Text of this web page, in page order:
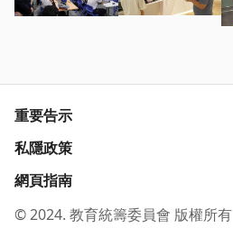
重要告示
私隱政策
網頁指南
© 2024. 教育統籌委員會 版權所有